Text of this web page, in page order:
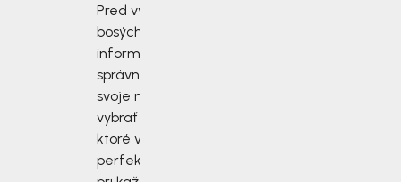
Pred výberom
bosých topánok sa
informujte, ako
správne zmerať
svoje nohy a
vybrať si topánky,
ktoré vám budú
perfektne sedieť